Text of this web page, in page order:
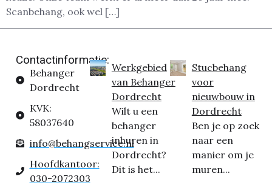
Scanbehang, ook wel […]
Contactinformatie:
Behanger
Dordrecht
KVK:
58037640
info@behangservice.nl
Hoofdkantoor:
030-2072303
Werkgebied
van Behanger
Dordrecht
Wilt u een
behanger
inhuren in
Dordrecht?
Dit is het...
Stucbehang
voor
nieuwbouw in
Dordrecht
Ben je op zoek
naar een
manier om je
muren...